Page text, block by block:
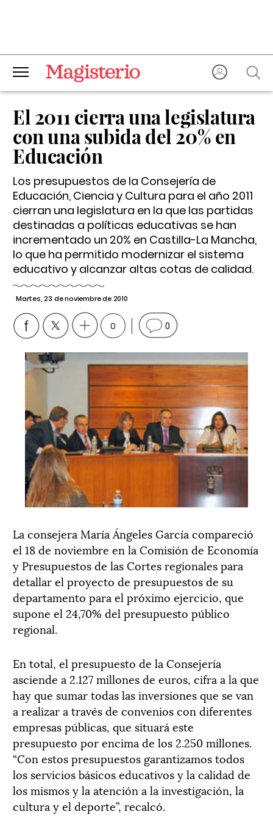
El 2011 cierra una legislatura
con una subida del 20% en
Educación
Los presupuestos de la Consejería de
Educación, Ciencia y Cultura para el año 2011
cierran una legislatura en la que las partidas
destinadas a políticas educativas se han
incrementado un 20% en Castilla-La Mancha,
lo que ha permitido modernizar el sistema
educativo y alcanzar altas cotas de calidad.
Martes, 23 de noviembre de 2010
0 0
La consejera María Ángeles García compareció
el 18 de noviembre en la Comisión de Economía
y Presupuestos de las Cortes regionales para
detallar el proyecto de presupuestos de su
departamento para el próximo ejercicio, que
supone el 24,70% del presupuesto público
regional.
En total, el presupuesto de la Consejería
asciende a 2.127 millones de euros, cifra a la que
hay que sumar todas las inversiones que se van
a realizar a través de convenios con diferentes
empresas públicas, que situará este
presupuesto por encima de los 2.250 millones.
“Con estos presupuestos garantizamos todos
los servicios básicos educativos y la calidad de
los mismos y la atención a la investigación, la
cultura y el deporte”, recalcó.